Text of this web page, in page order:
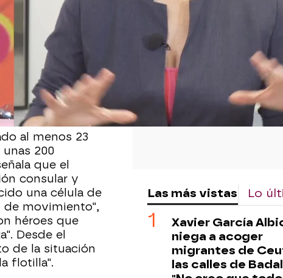
Whatsapp Flipboard
e
es "el
buscar una
la ciudadanía de
al menos 23
200
que el
consular y
una célula de
de movimiento",
héroes que
Desde el
de la situación
flotilla".
Las más vistas Lo
Xavier García
niega a acoger
migrantes de
las calles de